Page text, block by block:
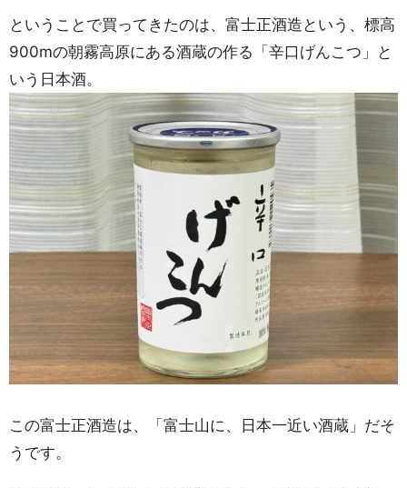
ということで買ってきたのは、富士正酒造という、標高
900mの朝霧高原にある酒蔵の作る「辛口げんこつ」と
いう日本酒。
この富士正酒造は、「富士山に、日本一近い酒蔵」だそ
うです。